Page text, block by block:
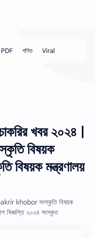
খবর ২০২৪ |
বিষয়ক
বিষয়ক মন্ত্রণালয়
khobor সংস্কৃতি বিষয়ক
বিজ্ঞপ্তি ২০২৪ সংস্কৃত